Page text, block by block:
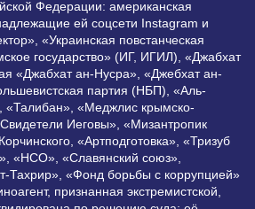
Федерации: американская
ей соцсети Instagram и
«Украинская повстанческая
государство» (ИГ, ИГИЛ), «Джабхат
«Джабхат ан-Нусра», «Джебхат ан-
партия (НБП), «Аль-
«Меджлис крымско-
Иеговы», «Мизантропик
«Артподготовка», «Тризуб
«НСО», «Славянский союз»,
Тахрир», «Фонд борьбы с коррупцией»
признанная экстремистской,